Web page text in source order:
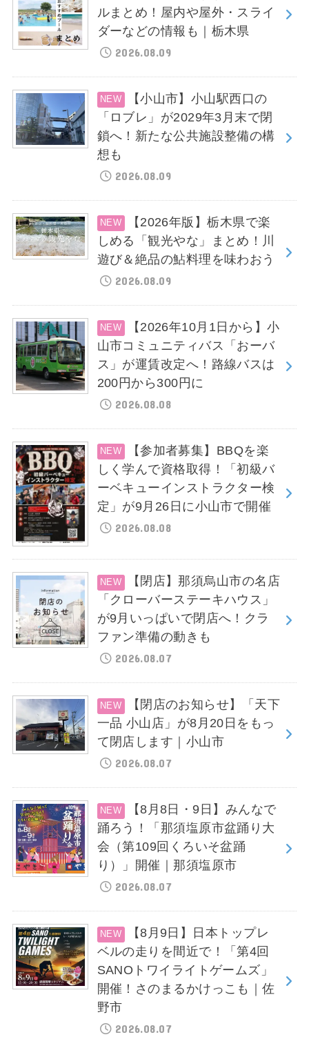
ルまとめ！屋内や屋外・スライ
ダーなどの情報も｜栃木県
2026.08.09
【小山市】小山駅西口の
「ロブレ」が2029年3月末で閉
鎖へ！新たな公共施設整備の構
想も
2026.08.09
【2026年版】栃木県で楽
しめる「観光やな」まとめ！川
遊び＆絶品の鮎料理を味わおう
2026.08.09
【2026年10月1日から】小
山市コミュニティバス「おーバ
ス」が運賃改定へ！路線バスは
200円から300円に
2026.08.08
【参加者募集】BBQを楽
しく学んで資格取得！「初級バ
ーベキューインストラクター検
定」が9月26日に小山市で開催
2026.08.08
【閉店】那須烏山市の名店
「クローバーステーキハウス」
が9月いっぱいで閉店へ！クラ
ファン準備の動きも
2026.08.07
【閉店のお知らせ】「天下
一品 小山店」が8月20日をもっ
て閉店します｜小山市
2026.08.07
【8月8日・9日】みんなで
踊ろう！「那須塩原市盆踊り大
会（第109回くろいそ盆踊
り）」開催｜那須塩原市
2026.08.07
【8月9日】日本トップレ
ベルの走りを間近で！「第4回
SANOトワイライトゲームズ」
開催！さのまるかけっこも｜佐
野市
2026.08.07